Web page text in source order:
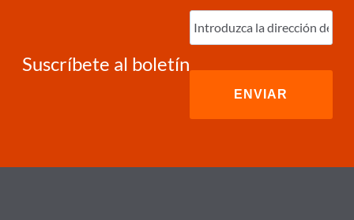
Suscríbete al boletín
Ingrese
correo
electrónico